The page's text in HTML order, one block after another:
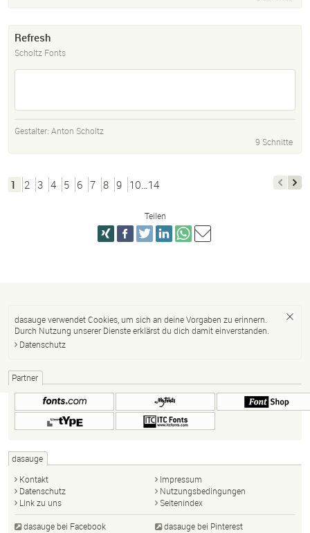
Refresh
Scholtz Fonts
Gestalter: Anton Scholtz
9 Schnitte
1 2 3 4 5 6 7 8 9 10…14
Teilen
dasauge verwendet Cookies, um sich an deine Vorgaben zu erinnern.
Durch Nutzung unserer Dienste erklärst du dich damit einverstanden.
Datenschutz
Partner
dasauge
Kontakt
Impressum
Datenschutz
Nutzungsbedingungen
Link zu uns
Seitenindex
dasauge bei Facebook dasauge bei Pinterest